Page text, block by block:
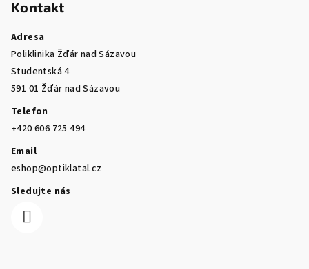
Kontakt
Adresa
Poliklinika Žďár nad Sázavou
Studentská 4
591 01 Žďár nad Sázavou
Telefon
+420 606 725 494
Email
eshop@optiklatal.cz
Sledujte nás